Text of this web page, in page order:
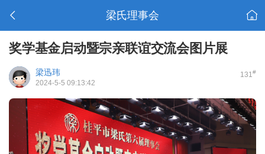
梁氏理事会
奖学基金启动暨宗亲联谊交流会图片展
131#
梁迅玮
2024-5-5 09:13:42